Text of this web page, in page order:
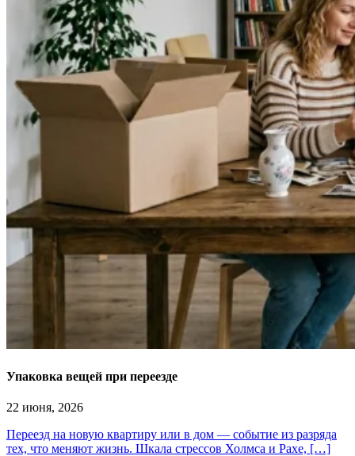
Упаковка вещей при переезде
22 июня, 2026
Переезд на новую квартиру или в дом — событие из разряда
тех, что меняют жизнь. Шкала стрессов Холмса и Рахе, […]